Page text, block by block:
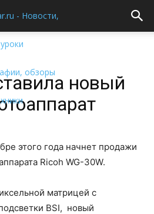
новый
этого года начнет продажи
Ricoh WG-30W.
матрицей с
BSI, новый